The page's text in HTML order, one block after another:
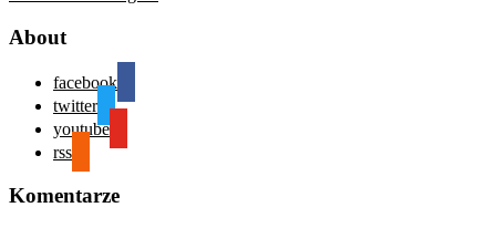
About
facebook
twitter
youtube
rss
Komentarze